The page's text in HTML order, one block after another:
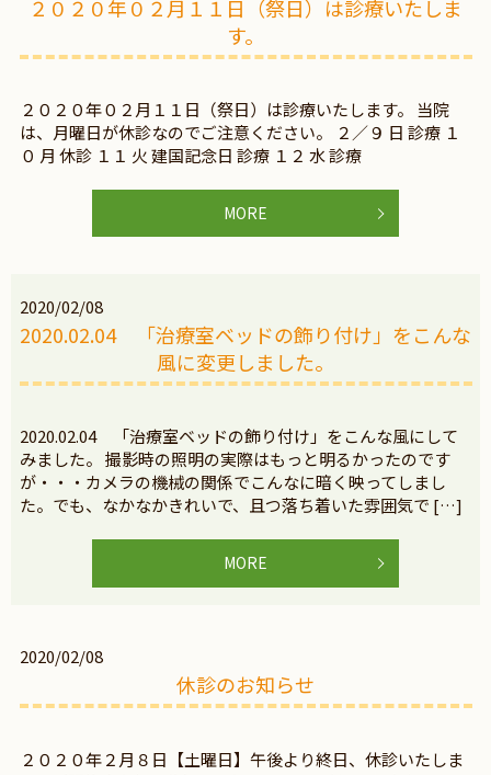
２０２０年０２月１１日（祭日）は診療いたしま
す。
２０２０年０２月１１日（祭日）は診療いたします。 当院
は、月曜日が休診なのでご注意ください。 ２／９ 日 診療 １
０ 月 休診 １１ 火 建国記念日 診療 １２ 水 診療
MORE
2020/02/08
2020.02.04 「治療室ベッドの飾り付け」をこんな
風に変更しました。
2020.02.04 「治療室ベッドの飾り付け」をこんな風にして
みました。 撮影時の照明の実際はもっと明るかったのです
が・・・カメラの機械の関係でこんなに暗く映ってしまし
た。でも、なかなかきれいで、且つ落ち着いた雰囲気で […]
MORE
2020/02/08
休診のお知らせ
２０２０年２月８日【土曜日】午後より終日、休診いたしま